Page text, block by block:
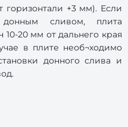
горизонтали +3 мм). Если
сливом, плита
20 мм от дальнего края
в плите необ¬ходимо
донного слива и